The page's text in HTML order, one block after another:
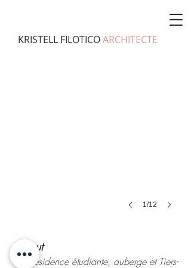
KRISTELL FILOTICOARCHITECTE
1/12
Azimut
Une résidence étudiante, auberge et Tiers-